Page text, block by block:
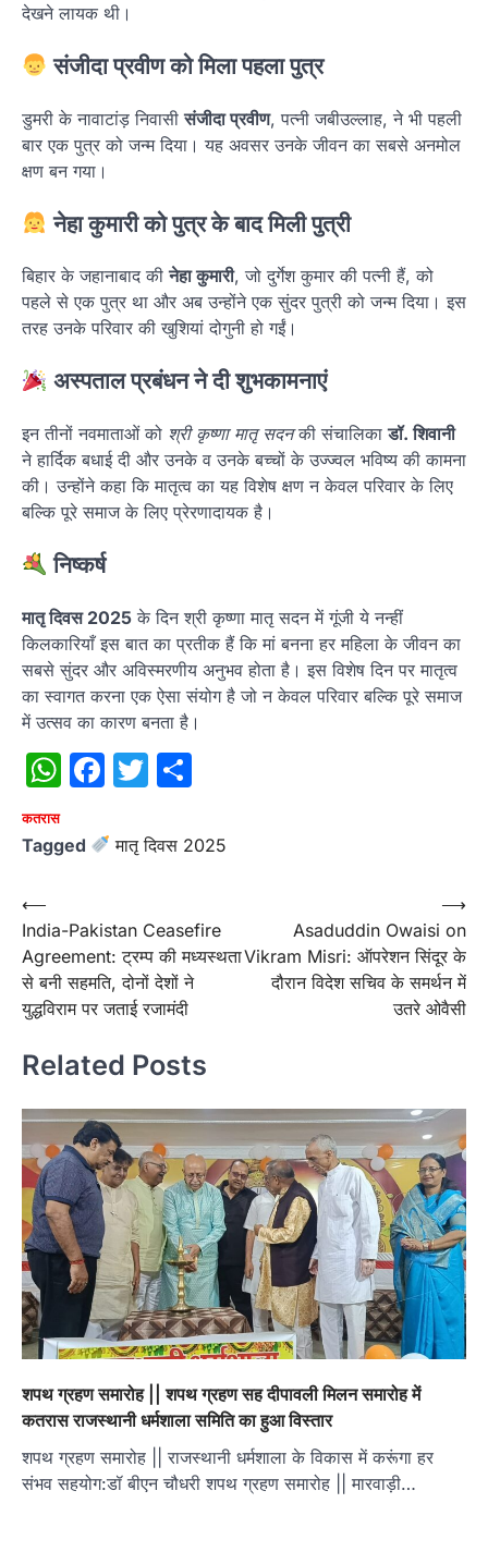
देखने लायक थी।
संजीदा प्रवीण को मिला पहला पुत्र
डुमरी के नावाटांड़ निवासीसंजीदा प्रवीण, पत्नी जबीउल्लाह, ने भी पहली
बार एक पुत्र को जन्म दिया। यह अवसर उनके जीवन का सबसे अनमोल
क्षण बन गया।
नेहा कुमारी को पुत्र के बाद मिली पुत्री
बिहार के जहानाबाद कीनेहा कुमारी, जो दुर्गेश कुमार की पत्नी हैं, को
पहले से एक पुत्र था और अब उन्होंने एक सुंदर पुत्री को जन्म दिया। इस
तरह उनके परिवार की खुशियां दोगुनी हो गईं।
अस्पताल प्रबंधन ने दी शुभकामनाएं
इन तीनों नवमाताओं को श्री कृष्णा मातृ सदनकी संचालिकाडॉ. शिवानी
ने हार्दिक बधाई दी और उनके व उनके बच्चों के उज्ज्वल भविष्य की कामना
की। उन्होंने कहा कि मातृत्व का यह विशेष क्षण न केवल परिवार के लिए
बल्कि पूरे समाज के लिए प्रेरणादायक है।
निष्कर्ष
मातृ दिवस 2025 के दिन श्री कृष्णा मातृ सदन में गूंजी ये नन्हीं
किलकारियाँ इस बात का प्रतीक हैं कि मां बनना हर महिला के जीवन का
सबसे सुंदर और अविस्मरणीय अनुभव होता है। इस विशेष दिन पर मातृत्व
का स्वागत करना एक ऐसा संयोग है जो न केवल परिवार बल्कि पूरे समाज
में उत्सव का कारण बनता है।
WhatsApp
Facebook
Twitter
कतरास
Tagged मातृ दिवस 2025
Post
navigation
⟵
India-Pakistan Ceasefire
Agreement: ट्रम्प की मध्यस्थता
से बनी सहमति, दोनों देशों ने
युद्धविराम पर जताई रजामंदी
Asaduddin Owaisi on
Vikram Misri: ऑपरेशन सिंदूर के
दौरान विदेश सचिव के समर्थन में
उतरे ओवैसी
⟶
Related Posts
शपथ ग्रहण समारोह || शपथ ग्रहण सह दीपावली मिलन समारोह में
कतरास राजस्थानी धर्मशाला समिति का हुआ विस्तार
शपथ ग्रहण समारोह || राजस्थानी धर्मशाला के विकास में करूंगा हर
संभव सहयोग:डॉ बीएन चौधरी शपथ ग्रहण समारोह || मारवाड़ी…